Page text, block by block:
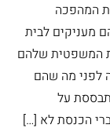
המהפכה
1992 לא ידעו שהם מעניקים לבית
המשפטית שלהם
לפני מה שהם
על